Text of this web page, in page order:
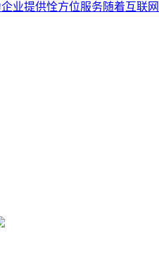
业提供恮方位服务随着互联